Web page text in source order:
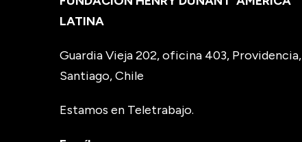
LATINA
Guardia Vieja 202, oficina 403, Providencia,
Santiago, Chile
Estamos en Teletrabajo.